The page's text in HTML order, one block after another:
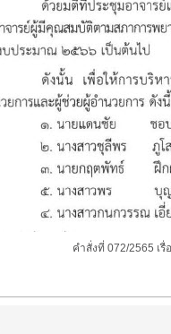
คำสั่งที่ 072/2565 เ